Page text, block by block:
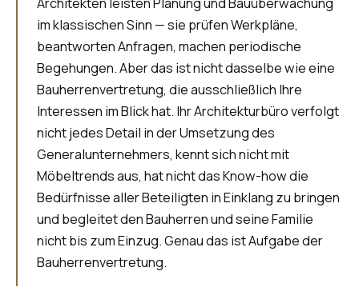
im klassischen Sinn — sie prüfen Werkpläne,
beantworten Anfragen, machen periodische
Begehungen. Aber das ist nicht dasselbe wie eine
Bauherrenvertretung, die ausschließlich Ihre
Interessen im Blick hat. Ihr Architekturbüro verfolgt
nicht jedes Detail in der Umsetzung des
Generalunternehmers, kennt sich nicht mit
Möbeltrends aus, hat nicht das Know-how die
Bedürfnisse aller Beteiligten in Einklang zu bringen
und begleitet den Bauherren und seine Familie
nicht bis zum Einzug. Genau das ist Aufgabe der
Bauherrenvertretung.